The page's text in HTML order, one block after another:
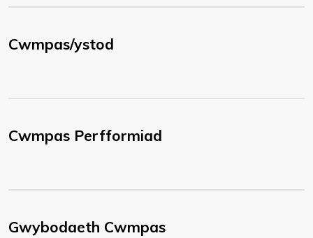
Cwmpas/ystod
Cwmpas Perfformiad
Gwybodaeth Cwmpas